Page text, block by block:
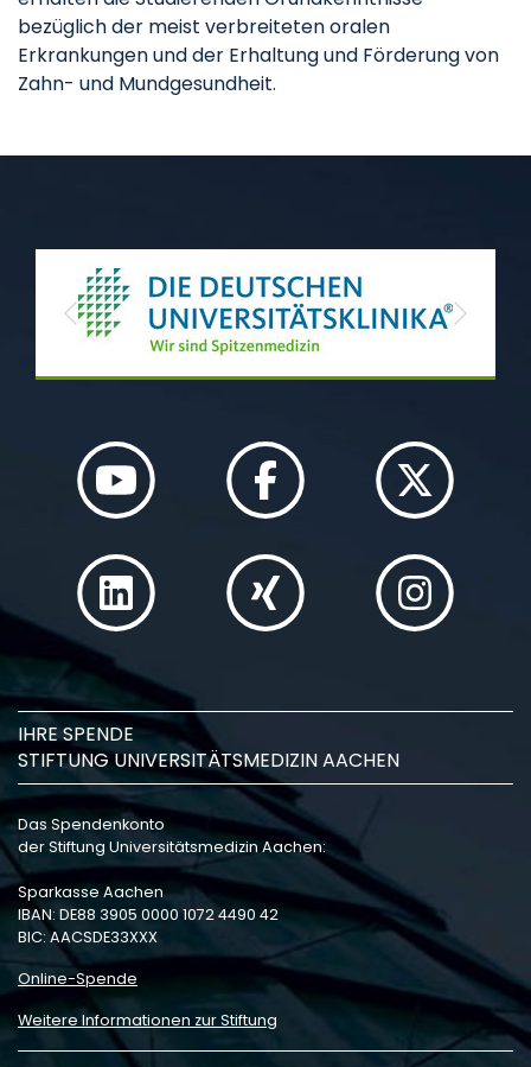
bezüglich der meist verbreiteten oralen
Erkrankungen und der Erhaltung und Förderung von
Zahn- und Mundgesundheit.
Previous Next
IHRE SPENDE
STIFTUNG UNIVERSITÄTSMEDIZIN AACHEN
Das Spendenkonto
der Stiftung Universitätsmedizin Aachen:
Sparkasse Aachen
IBAN: DE88 3905 0000 1072 4490 42
BIC: AACSDE33XXX
Online-Spende
Weitere Informationen zur Stiftung